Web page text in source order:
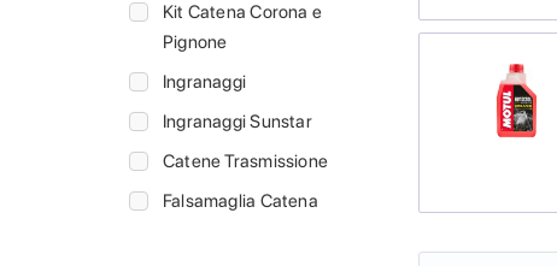
Kit Catena Corona e
Pignone
Ingranaggi
Ingranaggi Sunstar
Catene Trasmissione
Falsamaglia Catena